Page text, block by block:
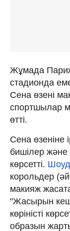
Жұмада
стадионда
Сена өзені
спортшылар
өтті.
Сена өзеніне
бишілер және
көрсетті.
корольдер
макияж
"Жасырын
көріністі
образын